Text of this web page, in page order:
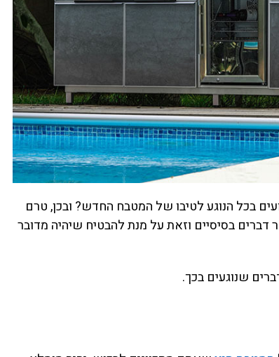
בכל הנוגע לטיבו של המטבח החדש? ובכן, טרם
בסיסיים וזאת על מנת להבטיח שיהיה מדובר
שנוגעים בכך.